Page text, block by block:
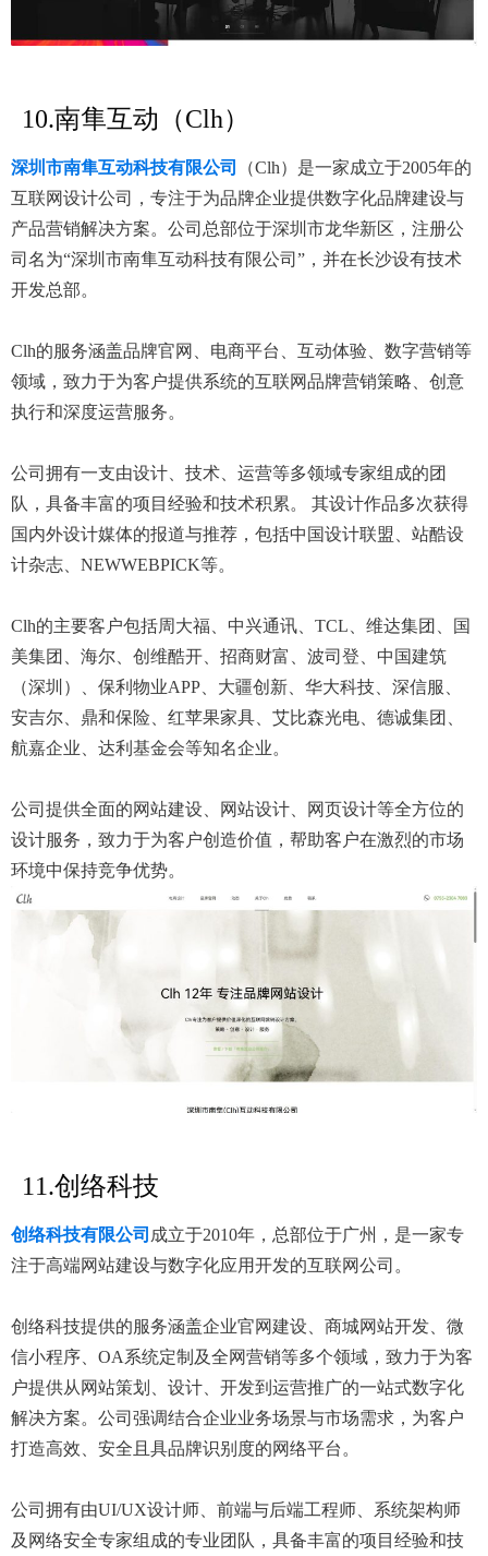
10.南隼互动（Clh）
深圳市南隼互动科技有限公司
（Clh）是一家成立于2005年的
互联网设计公司，专注于为品牌企业提供数字化品牌建设与
产品营销解决方案。公司总部位于深圳市龙华新区，注册公
司名为“深圳市南隼互动科技有限公司”，并在长沙设有技术
开发总部。
Clh的服务涵盖品牌官网、电商平台、互动体验、数字营销等
领域，致力于为客户提供系统的互联网品牌营销策略、创意
执行和深度运营服务。
公司拥有一支由设计、技术、运营等多领域专家组成的团
队，具备丰富的项目经验和技术积累。 其设计作品多次获得
国内外设计媒体的报道与推荐，包括中国设计联盟、站酷设
计杂志、NEWWEBPICK等。
Clh的主要客户包括周大福、中兴通讯、TCL、维达集团、国
美集团、海尔、创维酷开、招商财富、波司登、中国建筑
（深圳）、保利物业APP、大疆创新、华大科技、深信服、
安吉尔、鼎和保险、红苹果家具、艾比森光电、德诚集团、
航嘉企业、达利基金会等知名企业。
公司提供全面的网站建设、网站设计、网页设计等全方位的
设计服务，致力于为客户创造价值，帮助客户在激烈的市场
环境中保持竞争优势。
11.创络科技
创络科技有限公司 成立于2010年，总部位于广州，是一家专
注于高端网站建设与数字化应用开发的互联网公司。
创络科技提供的服务涵盖企业官网建设、商城网站开发、微
信小程序、OA系统定制及全网营销等多个领域，致力于为客
户提供从网站策划、设计、开发到运营推广的一站式数字化
解决方案。公司强调结合企业业务场景与市场需求，为客户
打造高效、安全且具品牌识别度的网络平台。
公司拥有由UI/UX设计师、前端与后端工程师、系统架构师
及网络安全专家组成的专业团队，具备丰富的项目经验和技